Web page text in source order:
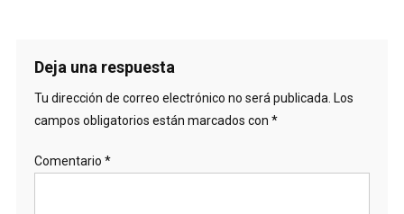
Deja una respuesta
Tu dirección de correo electrónico no será publicada. Los
campos obligatorios están marcados con *
Comentario *